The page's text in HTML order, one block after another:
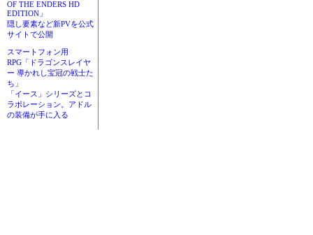
OF THE ENDERS HD
EDITION」
隠し要素など新PVを公式
サイトで公開
スマートフォン用
RPG「ドラゴンスレイヤ
ー 導かれし宝冠の戦士た
ち」
「イース」シリーズとコ
ラボレーション。アドル
の装備が手に入る